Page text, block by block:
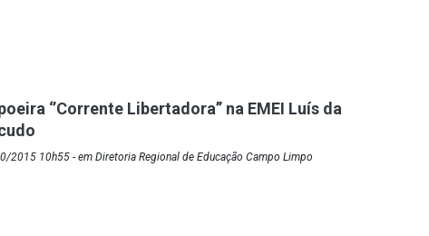
‘’Corrente Libertadora’’ na EMEI Luís da
2015 10h55 - em Diretoria Regional de Educação Campo Limpo